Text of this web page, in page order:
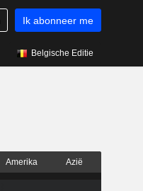
Ik abonneer me
Belgische Editie
Amerika Azië